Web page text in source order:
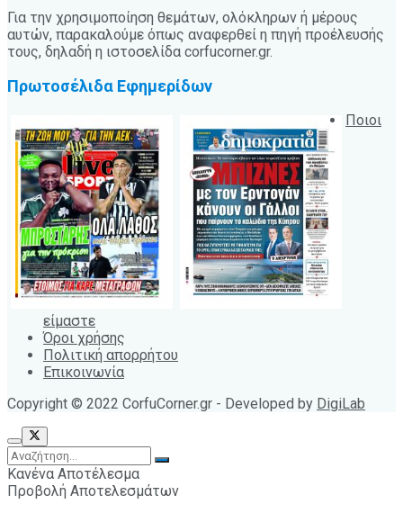
Για την χρησιμοποίηση θεμάτων, ολόκληρων ή μέρους
αυτών, παρακαλούμε όπως αναφερθεί η πηγή προέλευσής
τους, δηλαδή η ιστοσελίδα corfucorner.gr.
Πρωτοσέλιδα Εφημερίδων
Ποιοι
είμαστε
Όροι χρήσης
Πολιτική απορρήτου
Επικοινωνία
Copyright © 2022 CorfuCorner.gr - Developed by DigiLab
Κανένα Αποτέλεσμα
Προβολή Αποτελεσμάτων